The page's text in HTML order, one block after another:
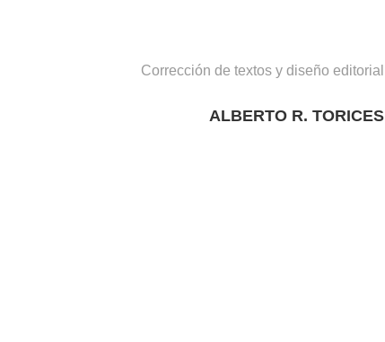
Corrección de textos y diseño editorial
ALBERTO R. TORICES